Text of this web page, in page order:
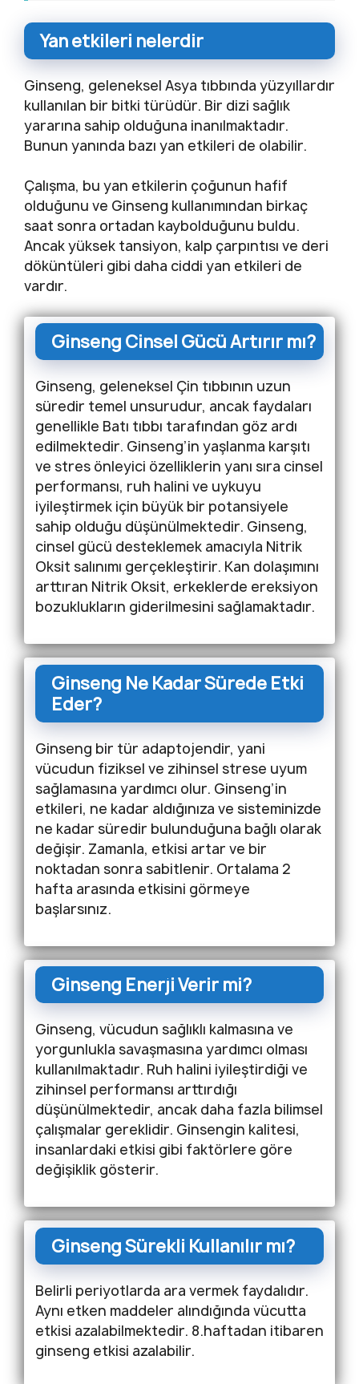
Yan etkileri nelerdir
Ginseng, geleneksel Asya tıbbında yüzyıllardır
kullanılan bir bitki türüdür. Bir dizi sağlık
yararına sahip olduğuna inanılmaktadır.
Bunun yanında bazı yan etkileri de olabilir.
Çalışma, bu yan etkilerin çoğunun hafif
olduğunu ve Ginseng kullanımından birkaç
saat sonra ortadan kaybolduğunu buldu.
Ancak yüksek tansiyon, kalp çarpıntısı ve deri
döküntüleri gibi daha ciddi yan etkileri de
vardır.
Ginseng Cinsel Gücü Artırır mı?
Ginseng, geleneksel Çin tıbbının uzun
süredir temel unsurudur, ancak faydaları
genellikle Batı tıbbı tarafından göz ardı
edilmektedir. Ginseng’in yaşlanma karşıtı
ve stres önleyici özelliklerin yanı sıra cinsel
performansı, ruh halini ve uykuyu
iyileştirmek için büyük bir potansiyele
sahip olduğu düşünülmektedir. Ginseng,
cinsel gücü desteklemek amacıyla Nitrik
Oksit salınımı gerçekleştirir. Kan dolaşımını
arttıran Nitrik Oksit, erkeklerde ereksiyon
bozuklukların giderilmesini sağlamaktadır.
Ginseng Ne Kadar Sürede Etki
Eder?
Ginseng bir tür adaptojendir, yani
vücudun fiziksel ve zihinsel strese uyum
sağlamasına yardımcı olur. Ginseng’in
etkileri, ne kadar aldığınıza ve sisteminizde
ne kadar süredir bulunduğuna bağlı olarak
değişir. Zamanla, etkisi artar ve bir
noktadan sonra sabitlenir. Ortalama 2
hafta arasında etkisini görmeye
başlarsınız.
Ginseng Enerji Verir mi?
Ginseng, vücudun sağlıklı kalmasına ve
yorgunlukla savaşmasına yardımcı olması
kullanılmaktadır. Ruh halini iyileştirdiği ve
zihinsel performansı arttırdığı
düşünülmektedir, ancak daha fazla bilimsel
çalışmalar gereklidir. Ginsengin kalitesi,
insanlardaki etkisi gibi faktörlere göre
değişiklik gösterir.
Ginseng Sürekli Kullanılır mı?
Belirli periyotlarda ara vermek faydalıdır.
Aynı etken maddeler alındığında vücutta
etkisi azalabilmektedir. 8.haftadan itibaren
ginseng etkisi azalabilir.